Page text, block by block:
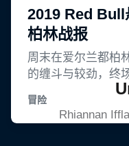
Rhiannan